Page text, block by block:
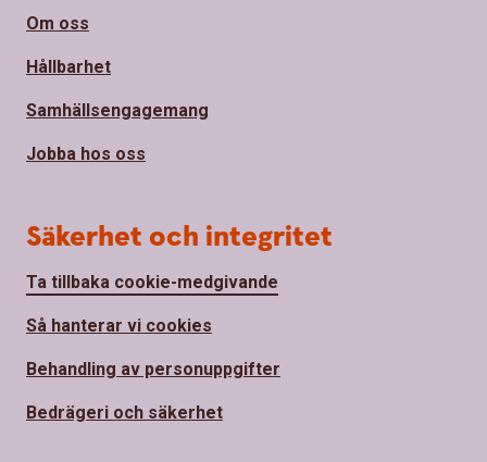
Om oss
Hållbarhet
Samhällsengagemang
Jobba hos oss
Säkerhet och integritet
Ta tillbaka cookie-medgivande
Så hanterar vi cookies
Behandling av personuppgifter
Bedrägeri och säkerhet